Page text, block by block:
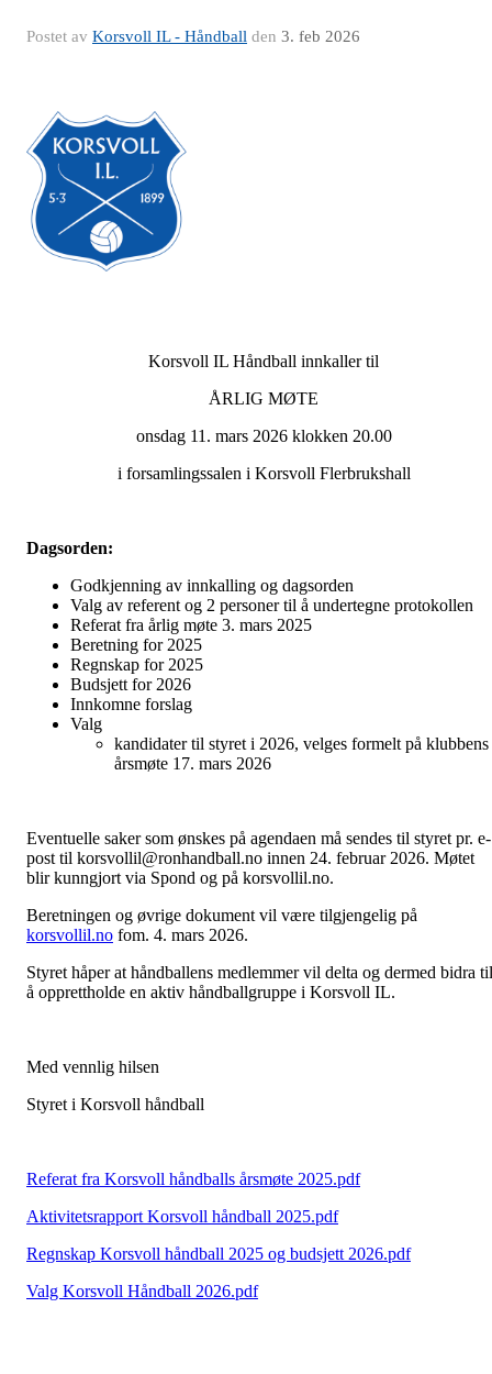
Postet av Korsvoll IL - Håndball den 3. feb 2026
Korsvoll IL Håndball innkaller til
ÅRLIG MØTE
onsdag 11. mars 2026 klokken 20.00
i forsamlingssalen i Korsvoll Flerbrukshall
Dagsorden:
Godkjenning av innkalling og dagsorden
Valg av referent og 2 personer til å undertegne protokollen
Referat fra årlig møte 3. mars 2025
Beretning for 2025
Regnskap for 2025
Budsjett for 2026
Innkomne forslag
Valg
kandidater til styret i 2026, velges formelt på klubbens
årsmøte 17. mars 2026
Eventuelle saker som ønskes på agendaen må sendes til styret pr. e-
post til korsvollil@ronhandball.no innen 24. februar 2026. Møtet
blir kunngjort via Spond og på korsvollil.no.
Beretningen og øvrige dokument vil være tilgjengelig på
korsvollil.no fom. 4. mars 2026.
Styret håper at håndballens medlemmer vil delta og dermed bidra til
å opprettholde en aktiv håndballgruppe i Korsvoll IL.
Med vennlig hilsen
Styret i Korsvoll håndball
Referat fra Korsvoll håndballs årsmøte 2025.pdf
Aktivitetsrapport Korsvoll håndball 2025.pdf
Regnskap Korsvoll håndball 2025 og budsjett 2026.pdf
Valg Korsvoll Håndball 2026.pdf